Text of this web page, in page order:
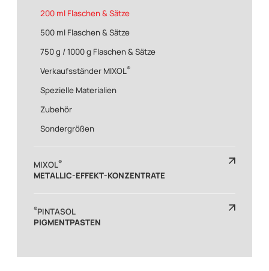
200 ml Flaschen & Sätze
500 ml Flaschen & Sätze
750 g / 1000 g Flaschen & Sätze
Verkaufsständer MIXOL®
Spezielle Materialien
Zubehör
Sondergrößen
MIXOL®
METALLIC-EFFEKT-KONZENTRATE
®PINTASOL
PIGMENTPASTEN